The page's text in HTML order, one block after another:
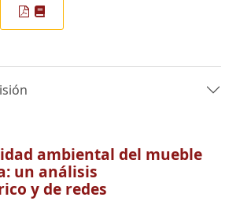
ambiental del mueble
un análisis
y de redes